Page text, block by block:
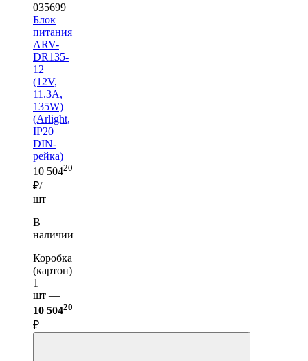
035699
Блок
питания
ARV-
DR135-
12
(12V,
11.3A,
135W)
(Arlight,
IP20
DIN-
рейка)
10 50420
₽/
шт
В
наличии
Коробка
(картон)
1
шт —
10 50420
₽